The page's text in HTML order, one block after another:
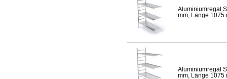
Aluminiumregal
mm, Länge 1075
Aluminiumregal
mm, Länge 1075